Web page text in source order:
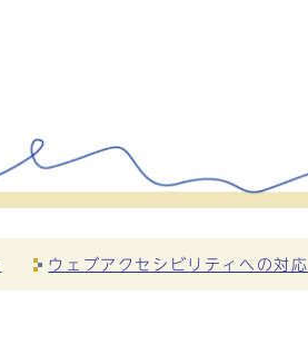
ウェブアクセシビリティへの対応